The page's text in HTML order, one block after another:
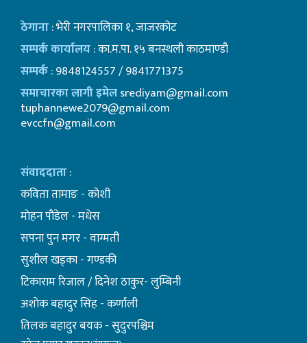
ठेगाना: भेरी नगरपालिका १, जाजरकोट
सम्पर्क कार्यालय: का.म.पा. १५ बनस्थली काठमाण्डाै
सम्पर्क: 9848124557 / 9841771375
समाचारका लागी इमेलsrediyam@gmail.com
tuphannewe2079@gmail.com
evccfn@gmail.com
संवाददाता:
कविता तामाङ - कोशी
माेहन पाैडेल - मधेस
सपना पुन मगर - वाग्मती
सुशील खड्का - गण्डकी
टिकाराम रिजाल / दिनेश ठाकुर- लुम्बिनी
अशाेक बहादुर सिंह - कर्णाली
तिलक बहादुर बयक - सुदुरपश्चिम